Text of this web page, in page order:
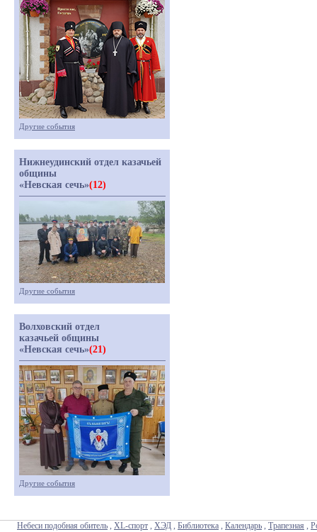
Другие события
Нижнеудинский отдел казачьей
общины
«Невская сечь»(12)
Другие события
Волховский отдел
казачьей общины
«Невская сечь»(21)
Другие события
Небеси подобная обитель , XL-спорт , ХЭД , Библиотека , Календарь , Трапезная ,